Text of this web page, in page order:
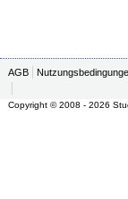
AGB
Copyright © 2008 - 2026